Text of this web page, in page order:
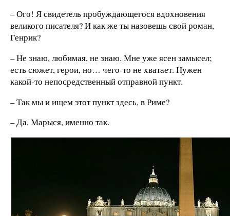
– Ого! Я свидетель пробуждающегося вдохновения
великого писателя? И как же ты назовешь свой роман,
Генрик?
– Не знаю, любимая, не знаю. Мне уже ясен замысел;
есть сюжет, герои, но… чего-то не хватает. Нужен
какой-то непосредственный отправной пункт.
– Так мы и ищем этот пункт здесь, в Риме?
– Да, Марыся, именно так.